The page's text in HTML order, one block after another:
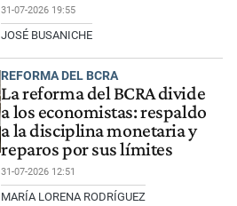
31-07-2026 19:55
JOSÉ BUSANICHE
REFORMA DEL BCRA
La reforma del BCRA divide
a los economistas: respaldo
a la disciplina monetaria y
reparos por sus límites
31-07-2026 12:51
MARÍA LORENA RODRÍGUEZ